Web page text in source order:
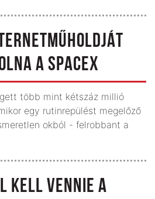
A SPACEX
több mint kétszáz millió
egy rutinrepülést megelőző
okból - felrobbant a
KELL VENNIE A